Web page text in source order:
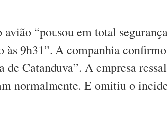
“pousou em total
às 9h31”. A companhia
Catanduva”. A empresa
normalmente. E omitiu o